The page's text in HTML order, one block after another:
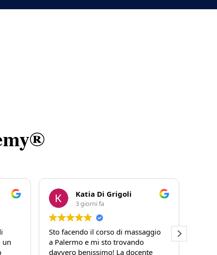
un
Katia Di Grigoli
3 giorni fa
Sto facendo il corso di massaggio
a Palermo e mi sto trovando
davvero benissimo! La docente